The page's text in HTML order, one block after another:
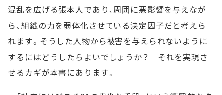
混乱を広げる張本人であり、周囲に悪影響を与えなが
ら、組織の力を弱体化させている決定因子だと考えら
れます。そうした人物から被害を与えられないように
するにはどうしたらよいでしょうか？ それを実現さ
せるカギが本書にあります。